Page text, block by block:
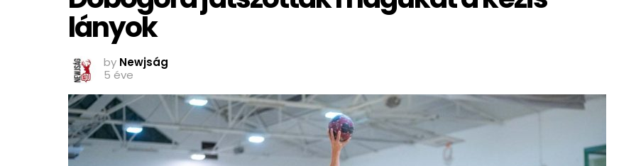
lányok
by Newjság
5 éve